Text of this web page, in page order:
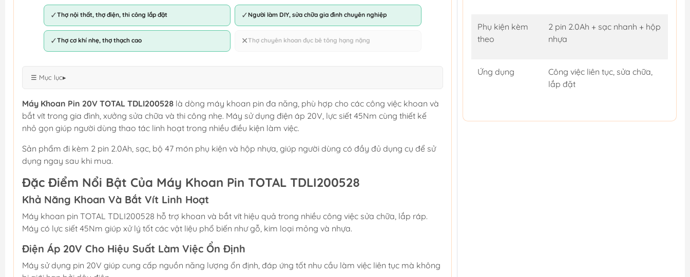
✓Thợ nội thất, thợ điện, thi công lắp đặt ✓ Người làm DIY, sửa chữa gia đình chuyên nghiệp
✓Thợ cơ khí nhẹ, thợ thạch cao ✕Thợ chuyên khoan đục bê tông hạng nặng
☰ Mục lục▸
Máy Khoan Pin 20V TOTAL TDLI200528 là dòng máy khoan pin đa năng, phù hợp cho các công việc khoan và
bắt vít trong gia đình, xưởng sửa chữa và thi công nhẹ. Máy sử dụng điện áp 20V, lực siết 45Nm cùng thiết kế
nhỏ gọn giúp người dùng thao tác linh hoạt trong nhiều điều kiện làm việc.
Sản phẩm đi kèm 2 pin 2.0Ah, sạc, bộ 47 món phụ kiện và hộp nhựa, giúp người dùng có đầy đủ dụng cụ để sử
dụng ngay sau khi mua.
Đặc Điểm Nổi Bật Của Máy Khoan Pin TOTAL TDLI200528
Khả Năng Khoan Và Bắt Vít Linh Hoạt
Máy khoan pin TOTAL TDLI200528 hỗ trợ khoan và bắt vít hiệu quả trong nhiều công việc sửa chữa, lắp ráp.
Máy có lực siết 45Nm giúp xử lý tốt các vật liệu phổ biến như gỗ, kim loại mỏng và nhựa.
Điện Áp 20V Cho Hiệu Suất Làm Việc Ổn Định
Máy sử dụng pin 20V giúp cung cấp nguồn năng lượng ổn định, đáp ứng tốt nhu cầu làm việc liên tục mà không
Phụ kiện kèm
theo
2 pin 2.0Ah + sạc nhanh + hộp
nhựa
Ứng dụng
Công việc liên tục, sửa chữa,
lắp đặt